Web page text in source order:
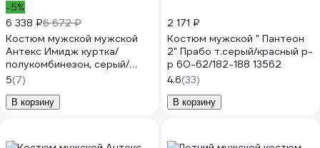
-5%
6 338 ₽6 672 ₽
Костюм мужской мужской
Антекс Имидж куртка/
полукомбинезон, серый/
черный, р.48-50/170-176
ЕР-00000735
5(7)
В корзину
2 171 ₽
Костюм мужской " Пантеон
2" Прабо т.серый/красный р-
р 60-62/182-188 13562
4.6(33)
В корзину